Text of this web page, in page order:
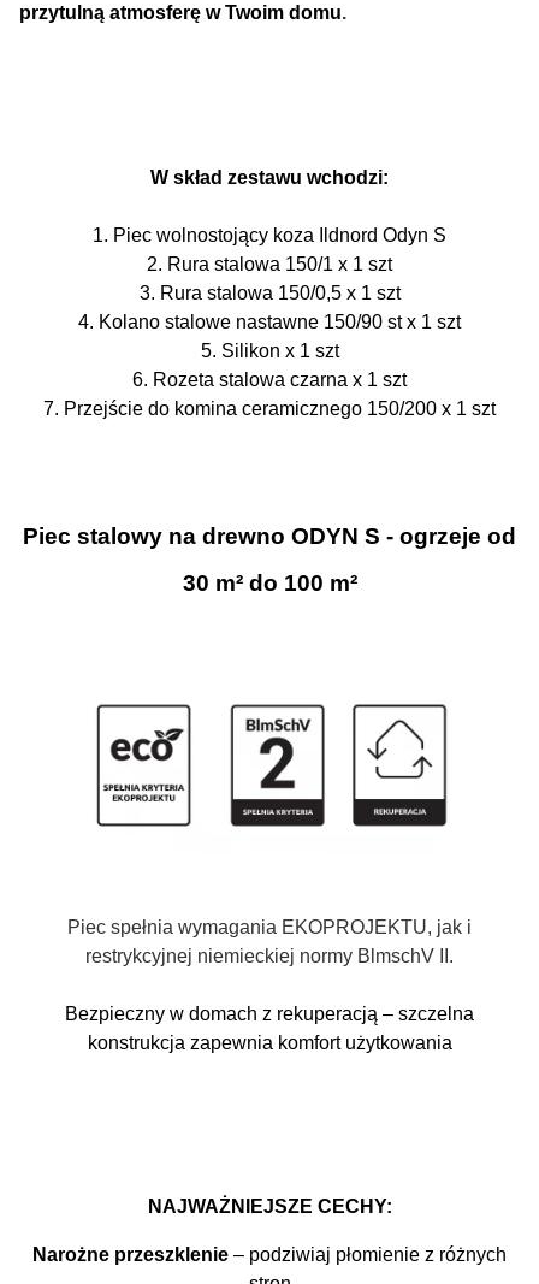
przytulną atmosferę w Twoim domu.
W skład zestawu wchodzi:
1. Piec wolnostojący koza Ildnord Odyn S
2. Rura stalowa 150/1 x 1 szt
3. Rura stalowa 150/0,5 x 1 szt
4. Kolano stalowe nastawne 150/90 st x 1 szt
5. Silikon x 1 szt
6. Rozeta stalowa czarna x 1 szt
7. Przejście do komina ceramicznego 150/200 x 1 szt
Piec stalowy na drewno ODYN S - ogrzeje od
30 m² do 100 m²
Piec spełnia wymagania EKOPROJEKTU, jak i
restrykcyjnej niemieckiej normy BlmschV II.
Bezpieczny w domach z rekuperacją – szczelna
konstrukcja zapewnia komfort użytkowania
NAJWAŻNIEJSZE CECHY:
Narożne przeszklenie – podziwiaj płomienie z różnych